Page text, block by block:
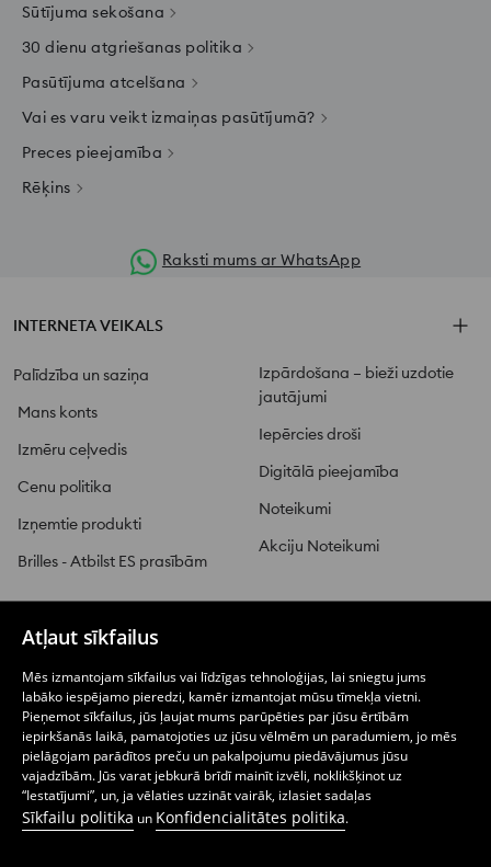
Atļaut sīkfailus
Mēs izmantojam sīkfailus vai līdzīgas tehnoloģijas, lai sniegtu jums
labāko iespējamo pieredzi, kamēr izmantojat mūsu tīmekļa vietni.
Pieņemot sīkfailus, jūs ļaujat mums parūpēties par jūsu ērtībām
iepirkšanās laikā, pamatojoties uz jūsu vēlmēm un paradumiem, jo mēs
pielāgojam parādītos preču un pakalpojumu piedāvājumus jūsu
vajadzībām. Jūs varat jebkurā brīdī mainīt izvēli, noklikšķinot uz
“Iestatījumi”, un, ja vēlaties uzzināt vairāk, izlasiet sadaļas
Sīkfailu politika un Konfidencialitātes politika.
Sūtījuma sekošana
30 dienu atgriešanas politika
Pasūtījuma atcelšana
Vai es varu veikt izmaiņas pasūtījumā?
Preces pieejamība
Rēķins
Raksti mums ar WhatsApp
INTERNETA VEIKALS
Palīdzība un saziņa
Mans konts
Izmēru ceļvedis
Cenu politika
Izņemtie produkti
Brilles - Atbilst ES prasībām
Izpārdošana – bieži uzdotie
jautājumi
Iepērcies droši
Digitālā pieejamība
Noteikumi
Akciju Noteikumi
PIEGĀDE UN ATGRIEŠANA
SINSAY ZĪMOLU
SEKO MUMS